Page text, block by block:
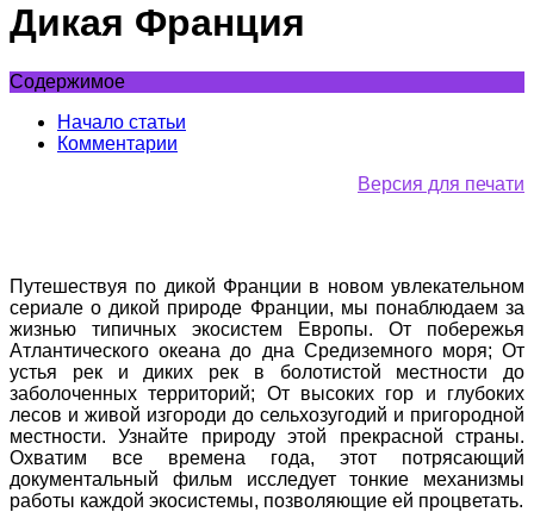
Дикая Франция
Содержимое
Начало статьи
Комментарии
Версия для печати
Путешествуя по дикой Франции в новом увлекательном
сериале о дикой природе Франции, мы понаблюдаем за
жизнью типичных экосистем Европы. От побережья
Атлантического океана до дна Средиземного моря; От
устья рек и диких рек в болотистой местности до
заболоченных территорий; От высоких гор и глубоких
лесов и живой изгороди до сельхозугодий и пригородной
местности. Узнайте природу этой прекрасной страны.
Охватим все времена года, этот потрясающий
документальный фильм исследует тонкие механизмы
работы каждой экосистемы, позволяющие ей процветать.